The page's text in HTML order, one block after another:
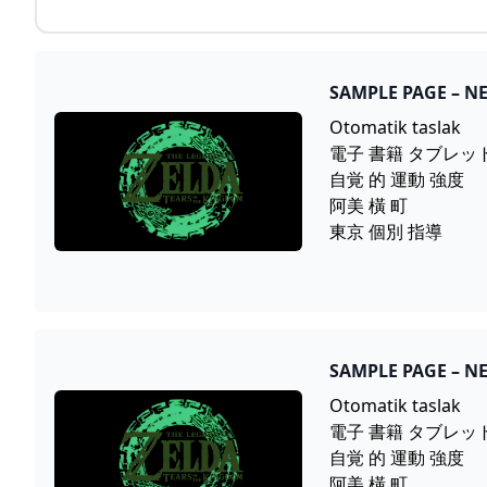
SAMPLE PAGE –
Otomatik taslak
電子 書籍 タブレッ
自覚 的 運動 強度
阿美 橫 町
東京 個別 指導
SAMPLE PAGE –
Otomatik taslak
電子 書籍 タブレッ
自覚 的 運動 強度